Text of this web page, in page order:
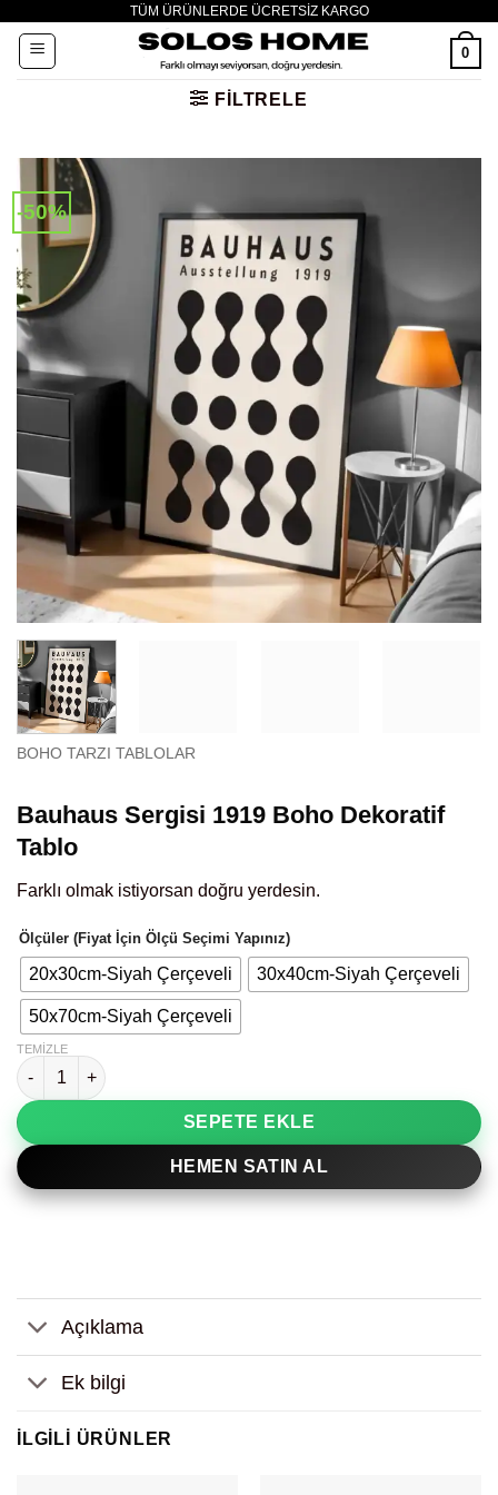
atla
TÜM ÜRÜNLERDE ÜCRETSİZ KARGO
0
FILTRELE
-50%
BOHO TARZI TABLOLAR
Bauhaus Sergisi 1919 Boho Dekoratif
Tablo
Farklı olmak istiyorsan doğru yerdesin.
Ölçüler (Fiyat İçin Ölçü Seçimi Yapınız)
20x30cm-Siyah Çerçeveli 30x40cm-Siyah Çerçeveli
50x70cm-Siyah Çerçeveli
TEMIZLE
Bauhaus Sergisi 1919 Boho Dekoratif Tablo adet
SEPETE EKLE
HEMEN SATIN AL
Açıklama
Ek bilgi
İLGILI ÜRÜNLER